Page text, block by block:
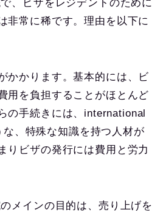
、ビザをレジデントのために
非常に稀です。理由を以下に
かかります。基本的には、ビ
用を負担することがほとんど
の手続きには、international
、特殊な知識を持つ人材が
りビザの発行には費用と労力
メインの目的は、売り上げを